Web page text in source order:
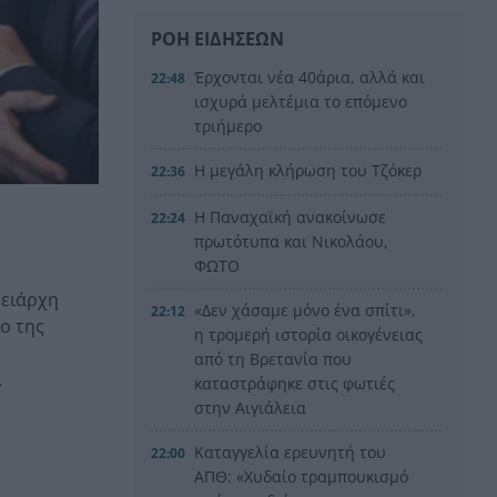
της
ΡΟΗ ΕΙΔΗΣΕΩΝ
22:48 Έρχονται νέα 40άρια, αλλά και
ισχυρά μελτέμια το επόμενο
τριήμερο
22:36 Η μεγάλη κλήρωση του Τζόκερ
22:24 Η Παναχαϊκή ανακοίνωσε
πρωτότυπα και Νικολάου,
ΦΩΤΟ
22:12 «Δεν χάσαμε μόνο ένα σπίτι»,
η τρομερή ιστορία οικογένειας
από τη Βρετανία που
καταστράφηκε στις φωτιές
στην Αιγιάλεια
22:00 Καταγγελία ερευνητή του
ΑΠΘ: «Χυδαίο τραμπουκισμό